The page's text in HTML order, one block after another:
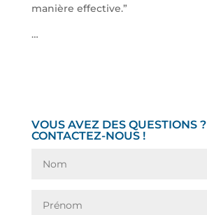
manière effective.”
…
VOUS AVEZ DES QUESTIONS ?
CONTACTEZ-NOUS !